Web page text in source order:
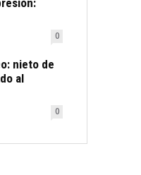
0
nieto de
al
0